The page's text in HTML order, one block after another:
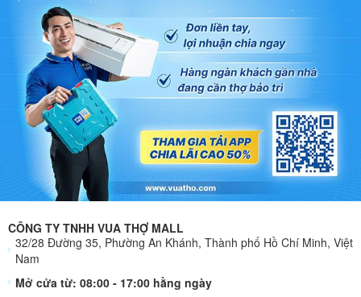
CÔNG TY TNHH VUA THỢ MALL
32/28 Đường 35, Phường An Khánh, Thành phố Hồ Chí Minh, Việt
Nam
Mở cửa từ: 08:00 - 17:00 hằng ngày